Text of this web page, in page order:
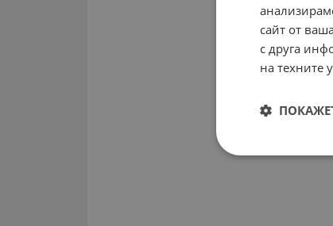
сайт от
с друга
на техните